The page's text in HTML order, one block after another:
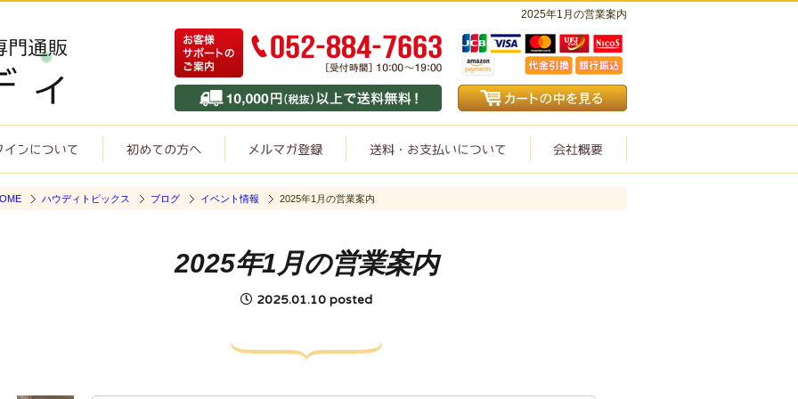
2025年1月の営業案内
ハウディトピックス ブログ イベント情報 2025年1月の営業案内
2025年1月の営業案内
2025.01.10 posted